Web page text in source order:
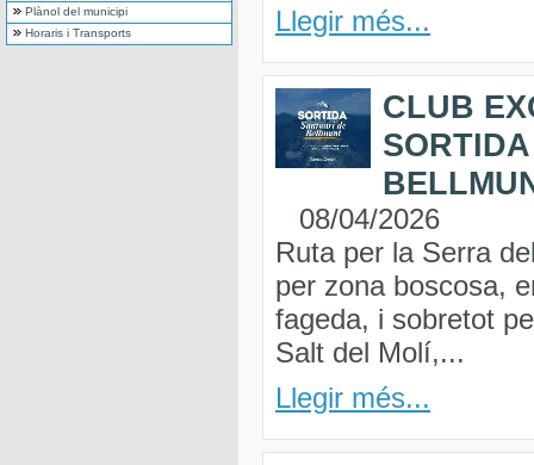
Plànol del municipi
Horaris i Transports
Llegir més...
CLUB
08/04/2026
Ruta per la Serra
per zona boscosa,
fageda, i sobretot
Salt del Molí,...
Llegir més...